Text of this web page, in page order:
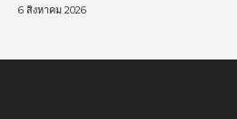
6 สิงหาคม 2026